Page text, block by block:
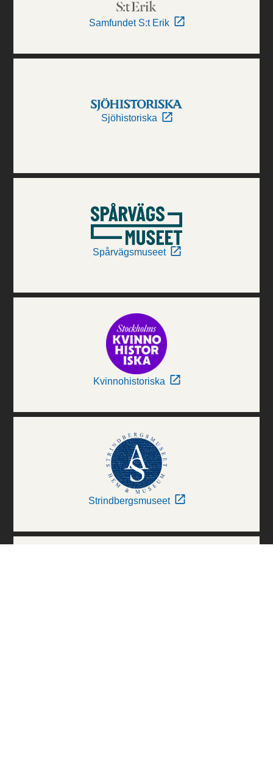
Samfundet S:t Erik
Sjöhistoriska
Spårvägsmuseet
Kvinnohistoriska
Strindbergsmuseet